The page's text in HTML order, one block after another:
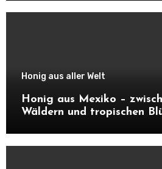
Honig aus aller Welt
Honig aus Mexiko –
Wäldern und tropischen